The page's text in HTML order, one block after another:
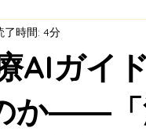
AIガイ
か――「
了時間: 4分